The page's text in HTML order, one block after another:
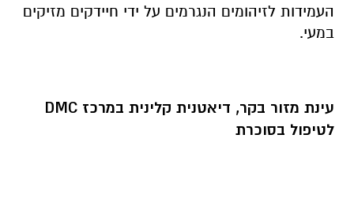
העמידות לזיהומים הנגרמים על ידי חיידקים מזיקים
במעי.
עינת מזור בקר, דיאטנית קלינית במרכז DMC
לטיפול בסוכרת